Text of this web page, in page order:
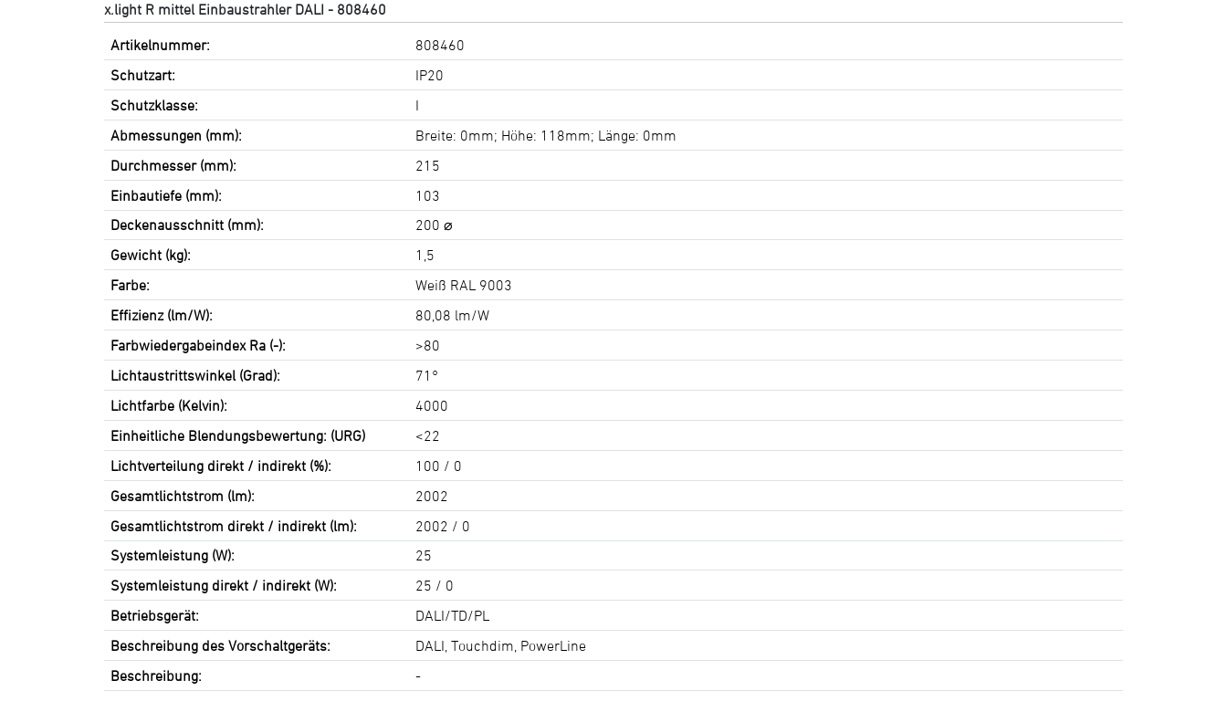
x.light R mittel Einbaustrahler DALI - 808460
Artikelnummer:
808460
Schutzart:
IP20
Schutzklasse:
I
Abmessungen (mm):
Breite: 0mm; Höhe: 118mm; Länge: 0mm
Durchmesser (mm):
215
Einbautiefe (mm):
103
Deckenausschnitt (mm):
200 ⌀
Gewicht (kg):
1,5
Farbe:
Weiß RAL 9003
Effizienz (lm/W):
80,08 lm/W
Farbwiedergabeindex Ra (-):
>80
Lichtaustrittswinkel (Grad):
71°
Lichtfarbe (Kelvin):
4000
Einheitliche Blendungsbewertung: (URG)
<22
Lichtverteilung direkt / indirekt (%):
100 / 0
Gesamtlichtstrom (lm):
2002
Gesamtlichtstrom direkt / indirekt (lm):
2002 / 0
Systemleistung (W):
25
Systemleistung direkt / indirekt (W):
25 / 0
Betriebsgerät:
DALI/TD/PL
Beschreibung des Vorschaltgeräts:
DALI, Touchdim, PowerLine
Beschreibung:
-